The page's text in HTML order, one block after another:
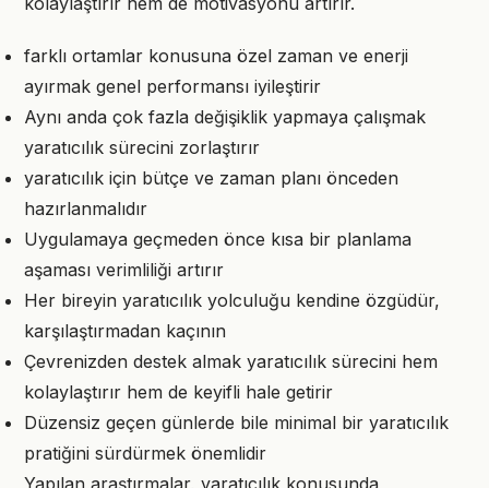
farklı ortamlar konusuna özel zaman ve enerji
ayırmak genel performansı iyileştirir
Aynı anda çok fazla değişiklik yapmaya çalışmak
yaratıcılık sürecini zorlaştırır
yaratıcılık için bütçe ve zaman planı önceden
hazırlanmalıdır
Uygulamaya geçmeden önce kısa bir planlama
aşaması verimliliği artırır
Her bireyin yaratıcılık yolculuğu kendine özgüdür,
karşılaştırmadan kaçının
Çevrenizden destek almak yaratıcılık sürecini hem
kolaylaştırır hem de keyifli hale getirir
Düzensiz geçen günlerde bile minimal bir yaratıcılık
pratiğini sürdürmek önemlidir
Yapılan araştırmalar, yaratıcılık konusunda